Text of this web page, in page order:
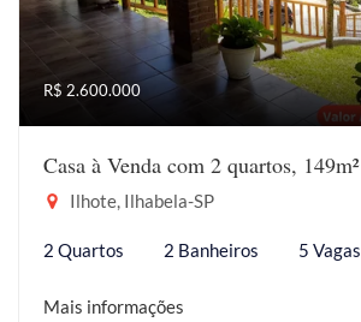
R$ 2.600.000
Casa à Venda com 2 quartos, 149m²
Ilhote, Ilhabela-SP
2 Quartos 2 Banheiros 5 Vagas
Mais informações